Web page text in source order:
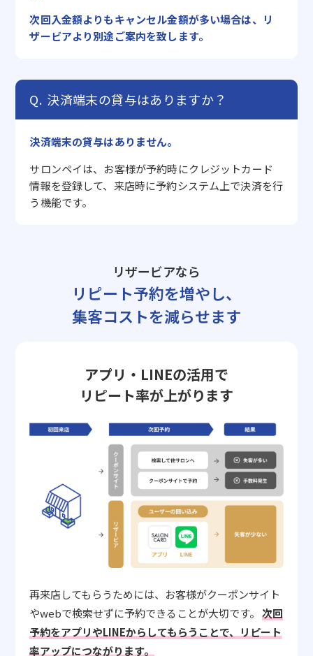
次回入金額よりもキャンセル金額が多い場合は、リ
ザービアより別途ご案内を致します。
決済端末の貸与はありますか？
決済端末の貸与はありません。
サロンペイは、お客様が予約時にクレジットカード
情報を登録して、来店時に予約システム上で決済を行
う機能です。
リザービアなら
リピート予約を増やし、
集客コストを減らせます
アプリ・LINEの活用で
リピート率が上がります
再来店してもらうためには、お客様がクーポンサイト
やwebで検索せずに予約できることが大切です。 次回
予約をアプリやLINEからしてもらうことで、リピート
率アップにつながります。